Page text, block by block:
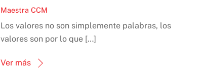
Maestra CCM
Los valores no son simplemente palabras, los
valores son por lo que […]
Ver más